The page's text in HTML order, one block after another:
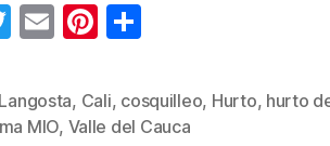
T
tt
er
E
ail
Pi
er
e
m
p
, Cali, cosquilleo, Hurto, hurto
MIO, Valle del Cauca